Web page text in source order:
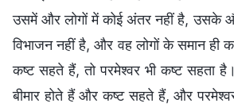
उसमें और लोगों में कोई अंतर नहीं है, उसके
विभाजन नहीं है, और वह लोगों के समान ही
कष्ट सहते हैं, तो परमेश्वर भी कष्ट सहता
बीमार होते हैं और कष्ट सहते हैं, और